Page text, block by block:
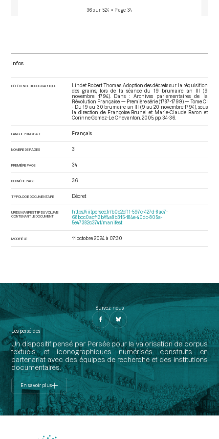
36 sur 524 • Page 34
Infos
RÉFÉRENCE BIBLIOGRAPHIQUE
Lindet Robert Thomas. Adoption des décrets sur la réquisition
des grains, lors de la séance du 19 brumaire an III (9
novembre 1794). Dans : Archives parlementaires de la
Révolution Française — Première série (1787-1799) — Tome CI
- Du 19 au 30 brumaire an III (9 au 20 novembre 1794) , sous
la direction de Françoise Brunel et Marie-Claude Baron et
Corinne Gomez-Le Chevanton. 2005. pp. 34-36.
LANGUE PRINCIPALE Français
NOMBRE DE PAGES 3
PREMIÈRE PAGE 34
DERNIÈRE PAGE 36
TYPOLOGIE DOCUMENTAIRE Décret
URI DU MANIFEST IIIF DU VOLUME
CONTENANT LE DOCUMENT
https://iiif.persee.fr/b0e2cf11-597c-427d-8ac7-
68bcc0acf13b/f4a8b315-184e-40dc-805a-
5e47382c3741/manifest
MODIFIÉ LE 11 octobre 2024 à 07:30
Suivez-nous
Les perséides
Un dispositif pensé par Persée pour la valorisation de corpus
textuels et iconographiques numérisés construits en
partenariat avec des équipes de recherche et des institutions
documentaires.
En savoir plus